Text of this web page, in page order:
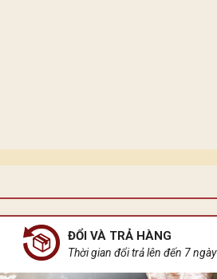
ĐỔI VÀ TRẢ HÀNG
Thời gian đổi trả lên đến 7 ngày